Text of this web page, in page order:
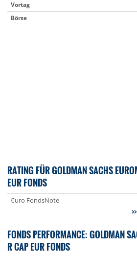
Vortag
Börse
RATING FÜR GOLDMAN SACHS
EUR FONDS
€uro FondsNote
FONDS PERFORMANCE: GOLDMAN
R CAP EUR FONDS